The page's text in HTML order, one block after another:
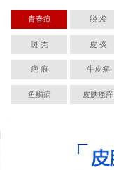
青春痘 脱 发
斑 秃 皮 炎
疤 痕 牛皮癣
鱼鳞病 皮肤瘙痒